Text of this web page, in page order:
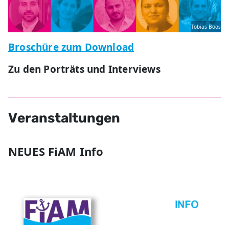
Tobias Boos
Broschüre zum Download
Zu den Porträts und Interviews
Veranstaltungen
NEUES FiAM Info